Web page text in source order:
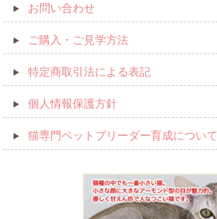
お問い合わせ
ご購入・ご見学方法
特定商取引法による表記
個人情報保護方針
猫専門ペットブリーダー育成について